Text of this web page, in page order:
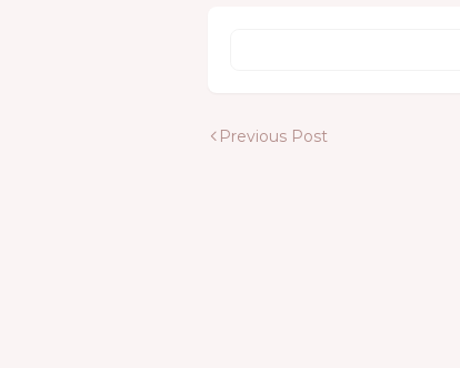
Previous Post